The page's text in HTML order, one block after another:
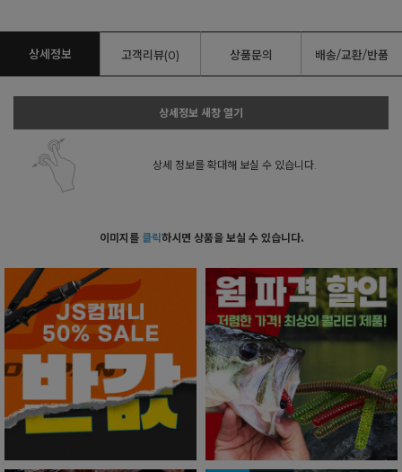
상세정보 고객리뷰(0) 상품문의 배송/교환/반품
상세정보 새창 열기
상세 정보를 확대해 보실 수 있습니다.
이미지를 클릭하시면 상품을 보실 수 있습니다.